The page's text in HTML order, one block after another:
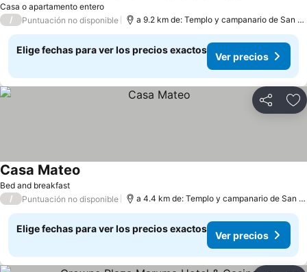
Casa o apartamento entero
/ Puntuación no disponible a 9.2 km de: Templo y campanario de San Francisco de Asís
Elige fechas para ver los precios exactos
Ver precios
Compartir
Bed and breakfast
Casa Mateo
/ Puntuación no disponible a 4.4 km de: Templo y campanario de San Francisco de Asís
Elige fechas para ver los precios exactos
Ver precios